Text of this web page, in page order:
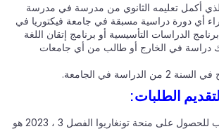
تعليمه الثانوي من مدرسة في مدرسة
أي دورة دراسية مسبقة في جامعة فيكتوريا في
الدراسات التأسيسية أو برنامج إتقان اللغة
دراسة في الخارج أو طالب من أي جامعات
في الجامعة.
الطلبات:
آخر موعد للتقدم بطلب للحصول على منحة تونغاريوا الفصل 3 ، 2023 هو